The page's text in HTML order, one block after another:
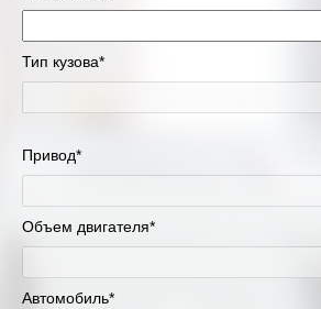
Тип кузова*
Привод*
Объем двигателя*
Автомобиль*